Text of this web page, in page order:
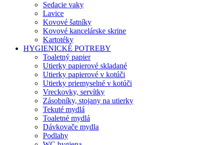
Sedacie vaky
Lavice
Kovové šatníky
Kovové kancelárske skrine
Kartotéky
HYGIENICKÉ POTREBY
Toaletný papier
Utierky papierové skladané
Utierky papierové v kotúči
Utierky priemyselné v kotúči
Vreckovky, servítky
Zásobníky, stojany na utierky
Tekuté mydlá
Toaletné mydlá
Dávkovače mydla
Podlahy